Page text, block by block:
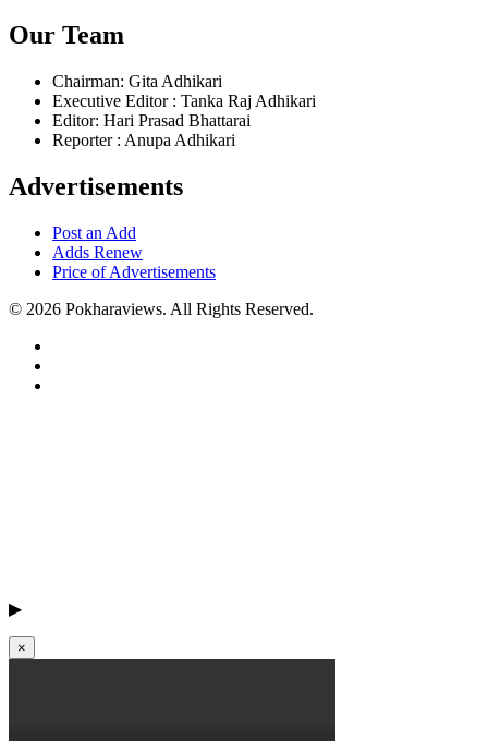
Our Team
Chairman: Gita Adhikari
Executive Editor : Tanka Raj Adhikari
Editor: Hari Prasad Bhattarai
Reporter : Anupa Adhikari
Advertisements
Post an Add
Adds Renew
Price of Advertisements
© 2026 Pokharaviews. All Rights Reserved.
▶
×